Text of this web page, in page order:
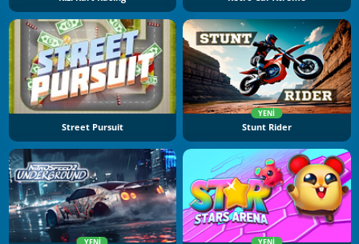
Street Pursuit
YENI
Stunt Rider